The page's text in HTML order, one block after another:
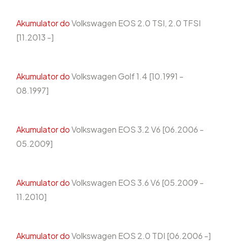
Akumulator doVolkswagen EOS 2.0 TSI, 2.0 TFSI
[11.2013 -]
Akumulator doVolkswagen Golf 1.4 [10.1991 -
08.1997]
Akumulator doVolkswagen EOS 3.2 V6 [06.2006 -
05.2009]
Akumulator doVolkswagen EOS 3.6 V6 [05.2009 -
11.2010]
Akumulator doVolkswagen EOS 2.0 TDI [06.2006 -]